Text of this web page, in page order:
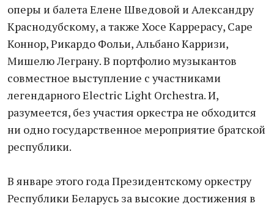
оперы и балета Елене Шведовой и Александру
Краснодубскому, а также Хосе Каррерасу, Саре
Коннор, Рикардо Фольи, Альбано Карризи,
Мишелю Леграну. В портфолио музыкантов
совместное выступление с участниками
легендарного Electric Light Orchestra. И,
разумеется, без участия оркестра не обходится
ни одно государственное мероприятие братской
республики.
В январе этого года Президентскому оркестру
Республики Беларусь за высокие достижения в